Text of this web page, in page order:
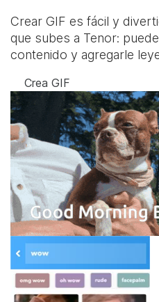
Crear GIF es fácil y
que subes a Tenor:
contenido y agregarle
Crea GIF